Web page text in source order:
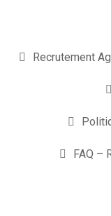
Recrutement
FAQ –